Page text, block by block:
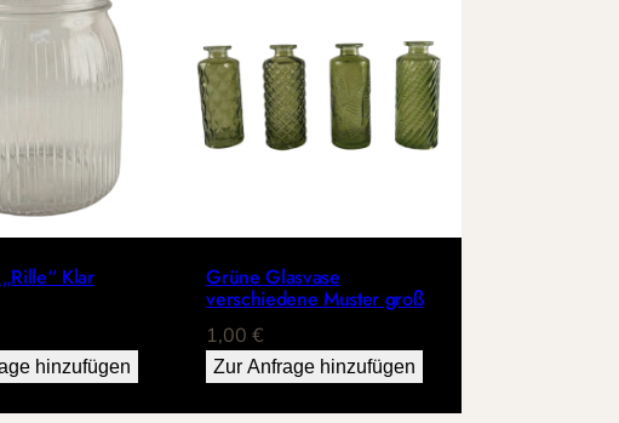
Klar
hinzufügen
Grüne Glasvase
verschiedene Muster groß
1,00€
Zur Anfrage hinzufügen